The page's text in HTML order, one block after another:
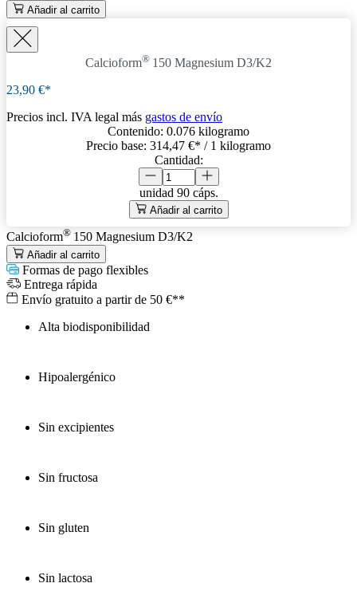
Añadir al carrito
Calcioform® 150 Magnesium D3/K2
23,90 €*
Precios incl. IVA legal más gastos de envío
Contenido: 0.076 kilogramo
Precio base: 314,47 €* / 1 kilogramo
Cantidad:
unidad 90 cáps.
Añadir al carrito
Calcioform® 150 Magnesium D3/K2
Añadir al carrito
Formas de pago flexibles
Entrega rápida
Envío gratuito a partir de 50 €**
Alta biodisponibilidad
Hipoalergénico
Sin excipientes
Sin fructosa
Sin gluten
Sin lactosa